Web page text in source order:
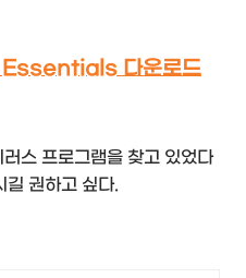
다운로드
스 프로그램을 찾고 있었다
권하고 싶다.